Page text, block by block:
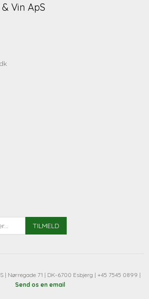
Vin ApS
TILMELD
| Nørregade 71 | DK-6700 Esbjerg | +45 7545 0899 |
Send os en email